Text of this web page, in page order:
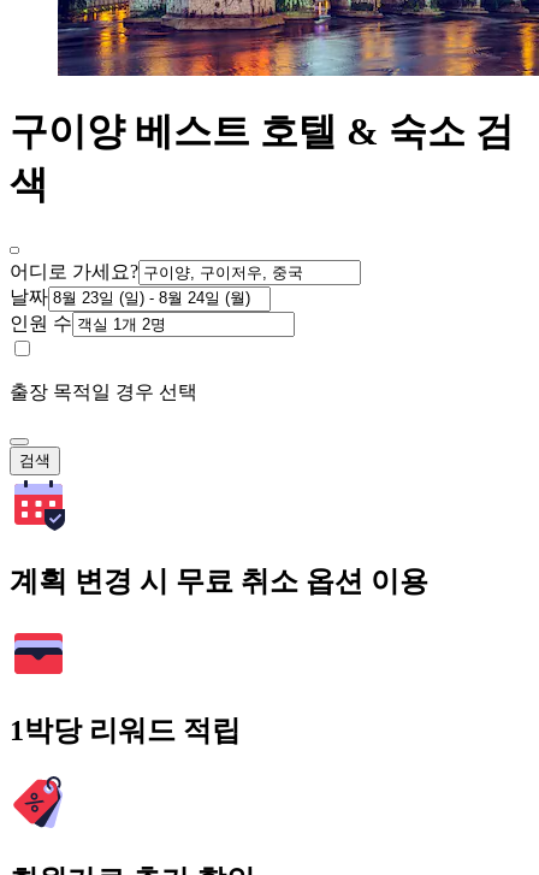
구이양 베스트 호텔 & 숙소 검
색
어디로 가세요?
날짜
인원 수
출장 목적일 경우 선택
검색
계획 변경 시 무료 취소 옵션 이용
1박당 리워드 적립